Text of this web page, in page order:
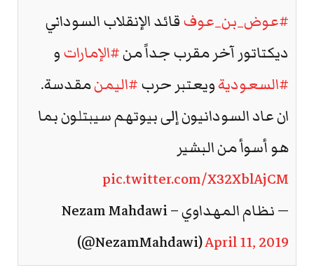
#عوض_بن_عوفقائد الإنقلاب السوداني
ديكتاتور آخر مقرب جداً من#الإماراتو
#السعوديةويعتبر حرب#اليمنمقدسة.
ان عاد السودانيون إلى بيوتهم سيبتلون بما
هو أسوأ من البشير
pic.twitter.com/X32XblAjCM
— نظام المهداوي – Nezam Mahdawi
(@NezamMahdawi)April 11, 2019